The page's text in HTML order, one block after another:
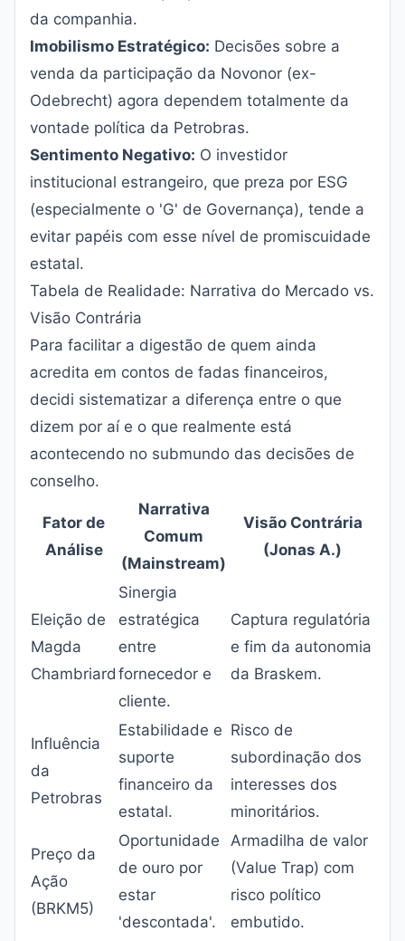
da companhia.
Imobilismo Estratégico: Decisões sobre a
venda da participação da Novonor (ex-
Odebrecht) agora dependem totalmente da
vontade política da Petrobras.
Sentimento Negativo: O investidor
institucional estrangeiro, que preza por ESG
(especialmente o 'G' de Governança), tende a
evitar papéis com esse nível de promiscuidade
estatal.
Tabela de Realidade: Narrativa do Mercado vs.
Visão Contrária
Para facilitar a digestão de quem ainda
acredita em contos de fadas financeiros,
decidi sistematizar a diferença entre o que
dizem por aí e o que realmente está
acontecendo no submundo das decisões de
conselho.
Fator de
Análise
Narrativa
Comum
(Mainstream)
Visão Contrária
(Jonas A.)
Eleição de
Magda
Chambriard
Sinergia
estratégica
entre
fornecedor e
cliente.
Captura regulatória
e fim da autonomia
da Braskem.
Influência
da
Petrobras
Estabilidade e
suporte
financeiro da
estatal.
Risco de
subordinação dos
interesses dos
minoritários.
Preço da
Ação
(BRKM5)
Oportunidade
de ouro por
estar
'descontada'.
Armadilha de valor
(Value Trap) com
risco político
embutido.